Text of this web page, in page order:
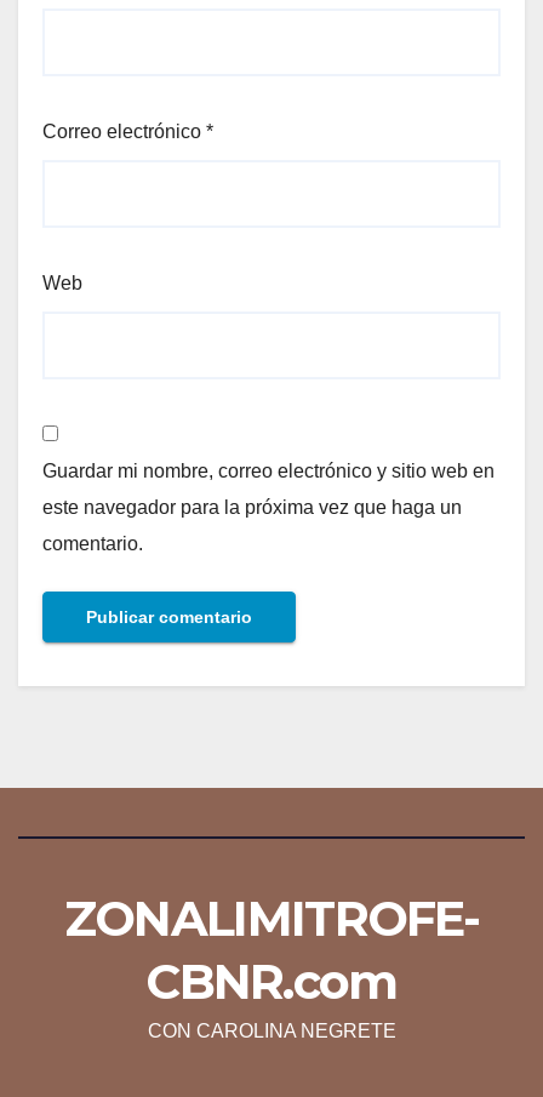
Correo electrónico *
Web
Guardar mi nombre, correo electrónico y sitio web en
este navegador para la próxima vez que haga un
comentario.
ZONALIMITROFE-
CBNR.com
CON CAROLINA NEGRETE